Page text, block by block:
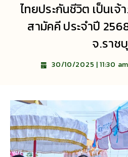
ไทยประกันชีวิต เป็นเ
สามัคคี ประจำปี
จ.ราช
30/10/2025 | 11:30 am